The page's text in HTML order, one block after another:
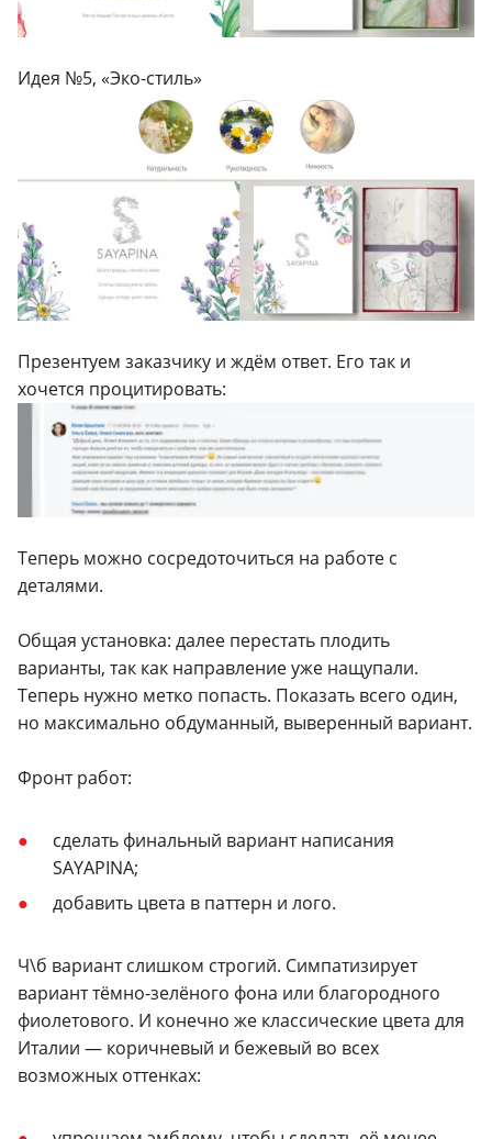
Идея №5, «Эко-стиль»
Презентуем заказчику и ждём ответ. Его так и
хочется процитировать:
Теперь можно сосредоточиться на работе с
деталями.
Общая установка: далее перестать плодить
варианты, так как направление уже нащупали.
Теперь нужно метко попасть. Показать всего один,
но максимально обдуманный, выверенный вариант.
Фронт работ:
сделать финальный вариант написания
SAYAPINA;
добавить цвета в паттерн и лого.
Ч\б вариант слишком строгий. Симпатизирует
вариант тёмно-зелёного фона или благородного
фиолетового. И конечно же классические цвета для
Италии — коричневый и бежевый во всех
возможных оттенках: